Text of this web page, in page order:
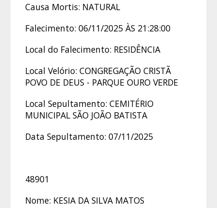
Causa Mortis: NATURAL
Falecimento: 06/11/2025 ÀS 21:28:00
Local do Falecimento: RESIDÊNCIA
Local Velório: CONGREGAÇÃO CRISTÃ
POVO DE DEUS - PARQUE OURO VERDE
Local Sepultamento: CEMITÉRIO
MUNICIPAL SÃO JOÃO BATISTA
Data Sepultamento: 07/11/2025
48901
Nome: KESIA DA SILVA MATOS